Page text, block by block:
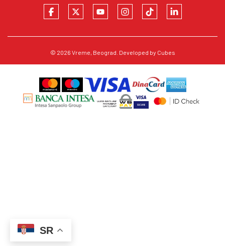
© 2026 Vreme, Beograd. Developed by Cubes
SR